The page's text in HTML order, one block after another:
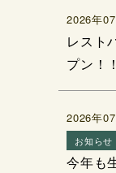
2026年
レスト
プン！！
2026年
お知らせ
今年も